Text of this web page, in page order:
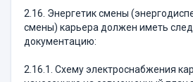
2.16. Энергетик смены
смены) карьера должен иметь
документацию:
2.16.1. Схему электроснабжения